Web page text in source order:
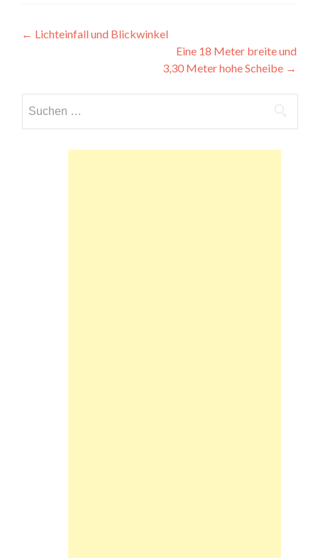
Beitragsnavigation
← Lichteinfall und Blickwinkel
Eine 18 Meter breite und
3,30 Meter hohe Scheibe →
nach: